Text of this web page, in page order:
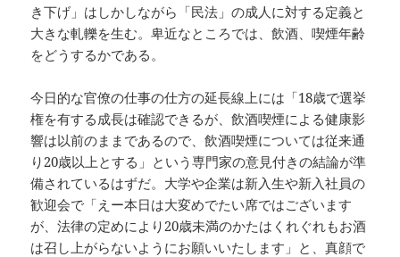
き下げ」はしかしながら「民法」の成人に対する定義と
大きな軋轢を生む。卑近なところでは、飲酒、喫煙年齢
をどうするかである。
今日的な官僚の仕事の仕方の延長線上には「18歳で選挙
権を有する成長は確認できるが、飲酒喫煙による健康影
響は以前のままであるので、飲酒喫煙については従来通
り20歳以上とする」という専門家の意見付きの結論が準
備されているはずだ。大学や企業は新入生や新入社員の
歓迎会で「えー本日は大変めでたい席ではございます
が、法律の定めにより20歳未満のかたはくれぐれもお酒
は召し上がらないようにお願いいたします」と、真顔で